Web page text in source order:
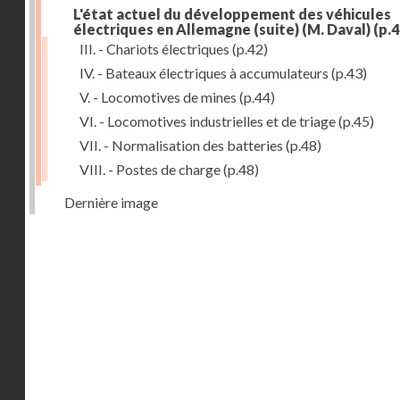
L'état actuel du développement des véhicules
électriques en Allemagne (suite) (M. Daval)
III. - Chariots électriques (p.42)
IV. - Bateaux électriques à accumulateurs (p.43)
V. - Locomotives de mines (p.44)
VI. - Locomotives industrielles et de triage(p.45)
VII. - Normalisation des batteries (p.48)
VIII. - Postes de charge(p.48)
Dernière image